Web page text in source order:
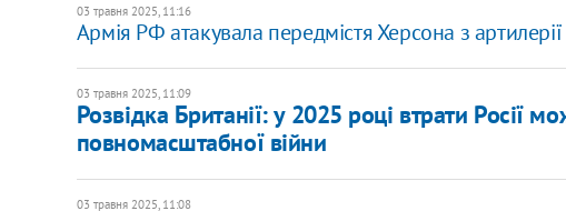
03 травня 2025, 11:16
Армія РФ атакувала передмістя Херсона з
03 травня 2025, 11:09
​Розвідка Британії: у 2025 році втрати Росії
повномасштабної війни
03 травня 2025, 11:08